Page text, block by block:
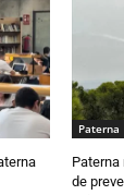
Paterna
de